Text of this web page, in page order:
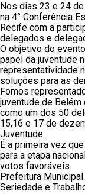
Nos dias 23 e 24
na 4° Conferência
Recife com a
delegados e
O objetivo do
papel da juventude
representatividade
soluções para as
Fomos
juventude de
como um dos 50
15,16 e 17 de
Juventude.
É a primeira vez
para a etapa
votos favoráveis.
Prefeitura
Seriedade e